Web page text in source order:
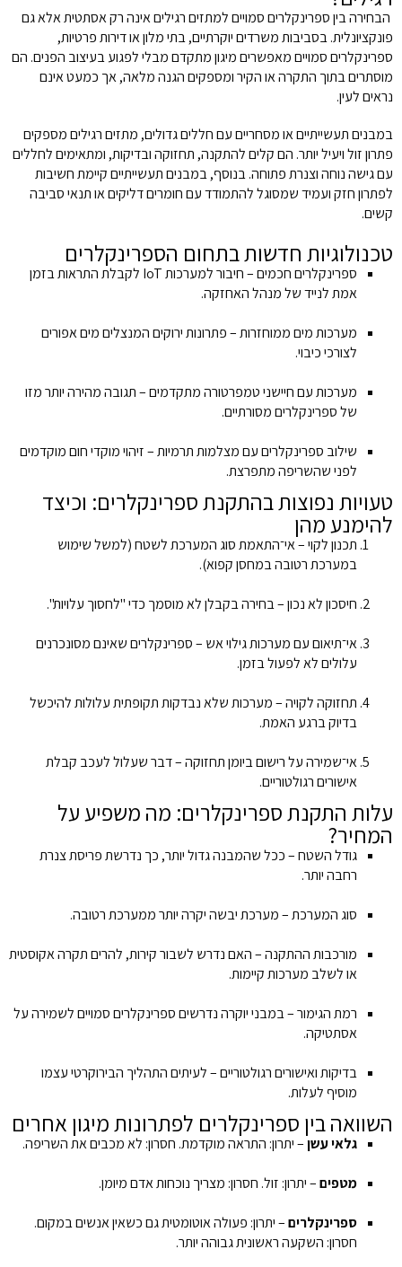
הבחירה בין ספרינקלרים סמויים למתזים רגילים אינה רק אסתטית אלא גם
פונקציונלית. בסביבות משרדים יוקרתיים, בתי מלון או דירות פרטיות,
ספרינקלרים סמויים מאפשרים מיגון מתקדם מבלי לפגוע בעיצוב הפנים. הם
מוסתרים בתוך התקרה או הקיר ומספקים הגנה מלאה, אך כמעט אינם
נראים לעין.
במבנים תעשייתיים או מסחריים עם חללים גדולים, מתזים רגילים מספקים
פתרון זול ויעיל יותר. הם קלים להתקנה, תחזוקה ובדיקות, ומתאימים לחללים
עם גישה נוחה וצנרת פתוחה. בנוסף, במבנים תעשייתיים קיימת חשיבות
לפתרון חזק ועמיד שמסוגל להתמודד עם חומרים דליקים או תנאי סביבה
קשים.
טכנולוגיות חדשות בתחום הספרינקלרים
ספרינקלרים חכמים – חיבור למערכות IoT לקבלת התראות בזמן
אמת לנייד של מנהל האחזקה.
מערכות מים ממוחזרות – פתרונות ירוקים המנצלים מים אפורים
לצורכי כיבוי.
מערכות עם חיישני טמפרטורה מתקדמים – תגובה מהירה יותר מזו
של ספרינקלרים מסורתיים.
שילוב ספרינקלרים עם מצלמות תרמיות – זיהוי מוקדי חום מוקדמים
לפני שהשריפה מתפרצת.
טעויות נפוצות בהתקנת ספרינקלרים: וכיצד
להימנע מהן
תכנון לקוי – אי־התאמת סוג המערכת לשטח (למשל שימוש
במערכת רטובה במחסן קפוא).
חיסכון לא נכון – בחירה בקבלן לא מוסמך כדי "לחסוך עלויות".
אי־תיאום עם מערכות גילוי אש – ספרינקלרים שאינם מסונכרנים
עלולים לא לפעול בזמן.
תחזוקה לקויה – מערכות שלא נבדקות תקופתית עלולות להיכשל
בדיוק ברגע האמת.
אי־שמירה על רישום ביומן תחזוקה – דבר שעלול לעכב קבלת
אישורים רגולטוריים.
עלות התקנת ספרינקלרים: מה משפיע על
המחיר?
גודל השטח – ככל שהמבנה גדול יותר, כך נדרשת פריסת צנרת
רחבה יותר.
סוג המערכת – מערכת יבשה יקרה יותר ממערכת רטובה.
מורכבות ההתקנה – האם נדרש לשבור קירות, להרים תקרה אקוסטית
או לשלב מערכות קיימות.
רמת הגימור – במבני יוקרה נדרשים ספרינקלרים סמויים לשמירה על
אסתטיקה.
בדיקות ואישורים רגולטוריים – לעיתים התהליך הבירוקרטי עצמו
מוסיף לעלות.
השוואה בין ספרינקלרים לפתרונות מיגון אחרים
גלאי עשן– יתרון: התראה מוקדמת. חסרון: לא מכבים את השריפה.
מטפים– יתרון: זול. חסרון: מצריך נוכחות אדם מיומן.
ספרינקלרים– יתרון: פעולה אוטומטית גם כשאין אנשים במקום.
חסרון: השקעה ראשונית גבוהה יותר.